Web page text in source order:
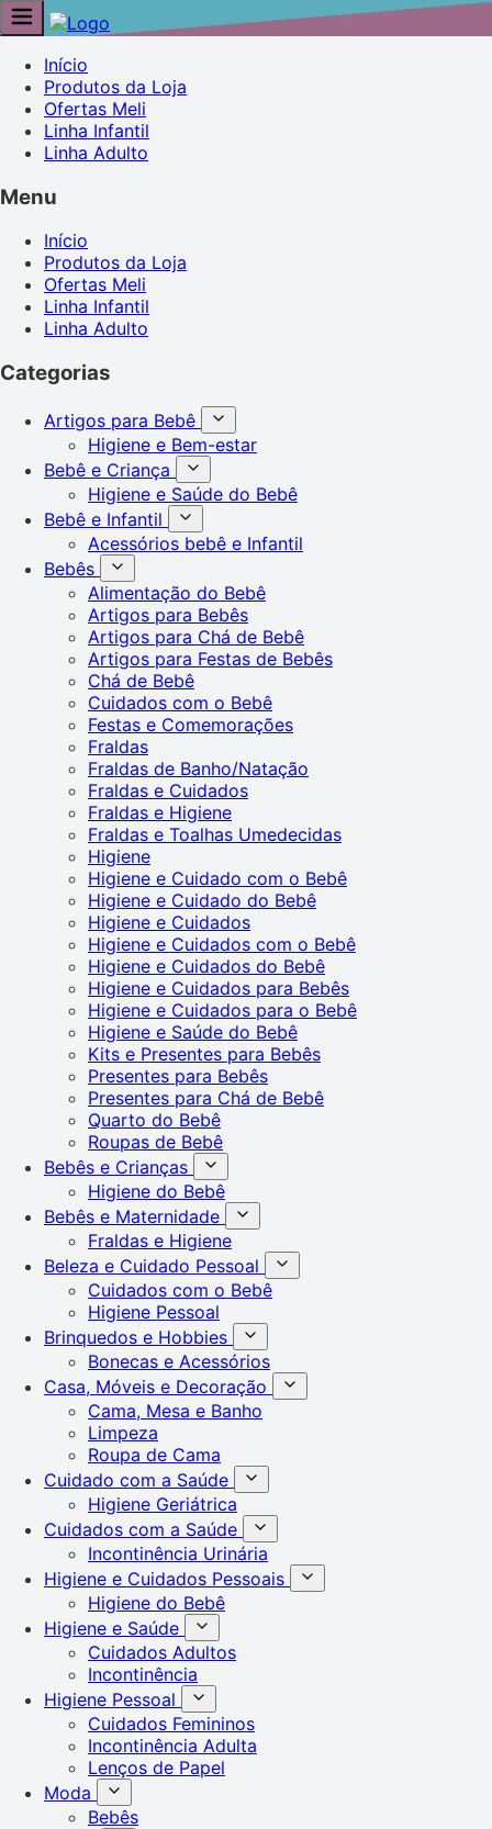
Início
Produtos da Loja
Ofertas Meli
Linha Infantil
Linha Adulto
Menu
Início
Produtos da Loja
Ofertas Meli
Linha Infantil
Linha Adulto
Categorias
Artigos para Bebê
Higiene e Bem-estar
Bebê e Criança
Higiene e Saúde do Bebê
Bebê e Infantil
Acessórios bebê e Infantil
Bebês
Alimentação do Bebê
Artigos para Bebês
Artigos para Chá de Bebê
Artigos para Festas de Bebês
Chá de Bebê
Cuidados com o Bebê
Festas e Comemorações
Fraldas
Fraldas de Banho/Natação
Fraldas e Cuidados
Fraldas e Higiene
Fraldas e Toalhas Umedecidas
Higiene
Higiene e Cuidado com o Bebê
Higiene e Cuidado do Bebê
Higiene e Cuidados
Higiene e Cuidados com o Bebê
Higiene e Cuidados do Bebê
Higiene e Cuidados para Bebês
Higiene e Cuidados para o Bebê
Higiene e Saúde do Bebê
Kits e Presentes para Bebês
Presentes para Bebês
Presentes para Chá de Bebê
Quarto do Bebê
Roupas de Bebê
Bebês e Crianças
Higiene do Bebê
Bebês e Maternidade
Fraldas e Higiene
Beleza e Cuidado Pessoal
Cuidados com o Bebê
Higiene Pessoal
Brinquedos e Hobbies
Bonecas e Acessórios
Casa, Móveis e Decoração
Cama, Mesa e Banho
Limpeza
Roupa de Cama
Cuidado com a Saúde
Higiene Geriátrica
Cuidados com a Saúde
Incontinência Urinária
Higiene e Cuidados Pessoais
Higiene do Bebê
Higiene e Saúde
Cuidados Adultos
Incontinência
Higiene Pessoal
Cuidados Femininos
Incontinência Adulta
Lenços de Papel
Moda
Bebês